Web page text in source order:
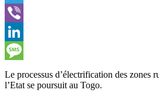
Telegram
Viber
LinkedIn
Message
Le processus d’électrification des zones
l’Etat se poursuit au Togo.